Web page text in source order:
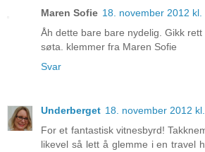
Maren Sofie 18. november 2012 kl.
Åh dette bare bare nydelig. Gikk
søta. klemmer fra Maren Sofie
Svar
Underberget 18. november 2012
For et fantastisk vitnesbyrd!
likevel så lett å glemme i en travel